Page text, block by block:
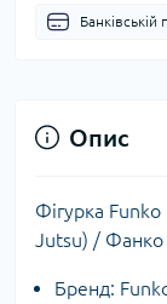
Банківській
Опис
Фігурка
Jutsu) / Фанко
Бренд: